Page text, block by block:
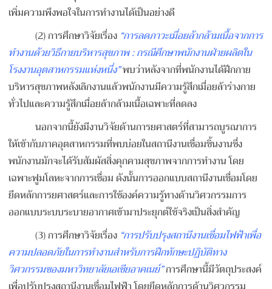
เพิ่มความพึงพอใจในการทำงานได้เป็นอย่างดี
(2) การศึกษาวิจัยเรื่อง “การลดภาวะเมื่อยล้ากล้ามเนื้อจากการ
ทำงานด้วยวิธีกายบริหารสุขภาพ : กรณีศึกษาพนักงานฝ่ายผลิตใน
โรงงานอุตสาหกรรมแห่งหนึ่ง”พบว่าหลังจากที่พนักงานได้ฝึกกาย
บริหารสุขภาพหลังเลิกงานแล้วพนักงานมีความรู้สึกเมื่อยล้าร่างกาย
ทั่วไปและความรู้สึกเมื่อยล้ากล้ามเนื้อเฉพาะที่ลดลง
นอกจากนี้ยังมีงานวิจัยด้านการยศาสตร์ที่สามารถบูรณาการ
ให้เข้ากับภาคอุตสาหกรรมที่พบบ่อยในสถานีงานเชื่อมชิ้นงานซึ่ง
พนักงานมักจะได้รับสัมผัสสิ่งคุกคามสุขภาพจากการทำงาน โดย
เฉพาะฟูมโลหะจากการเชื่อม ดังนั้นการออกแบบสถานีงานเชื่อมโดย
ยึดหลักการยศาสตร์และการใช้องค์ความรู้ทางด้านวิศวกรรมการ
ออกแบบระบบระบายอากาศเข้ามาประยุกต์ใช้จริงเป็นสิ่งสำคัญ
(3) การศึกษาวิจัยเรื่อง “การปรับปรุงสถานีงานเชื่อมไฟฟ้าเพื่อ
ความปลอดภัยในการทำงานสำหรับการฝึกทักษะปฏิบัติทาง
วิศวกรรมของมหาวิทยาลัยเอเชียอาคเนย์”การศึกษานี้มีวัตถุประสงค์